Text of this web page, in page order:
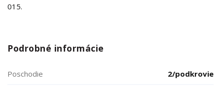
015.
Podrobné informácie
Poschodie 2/podkrovie